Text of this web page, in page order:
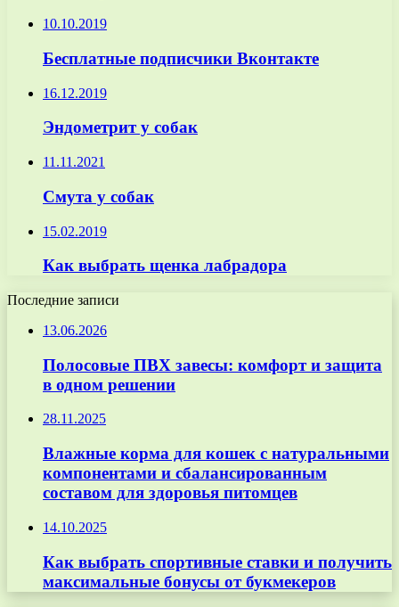
10.10.2019
Бесплатные подписчики Вконтакте
16.12.2019
Эндометрит у собак
11.11.2021
Смута у собак
15.02.2019
Как выбрать щенка лабрадора
Последние записи
13.06.2026
Полосовые ПВХ завесы: комфорт и защита
в одном решении
28.11.2025
Влажные корма для кошек с натуральными
компонентами и сбалансированным
составом для здоровья питомцев
14.10.2025
Как выбрать спортивные ставки и получить
максимальные бонусы от букмекеров